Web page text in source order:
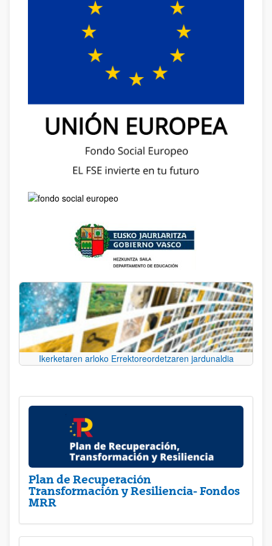
Ikerketaren arloko Errektoreordetzaren jardunaldia
Plan de Recuperación
Transformación y Resiliencia- Fondos
MRR